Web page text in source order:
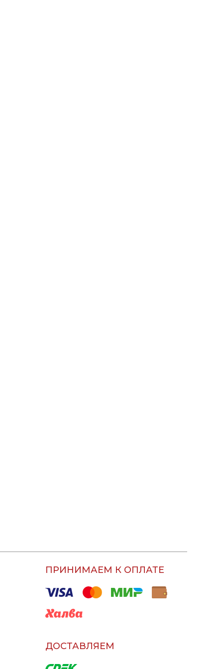
ПРИНИМАЕМ К ОПЛАТЕ
ДОСТАВЛЯЕМ